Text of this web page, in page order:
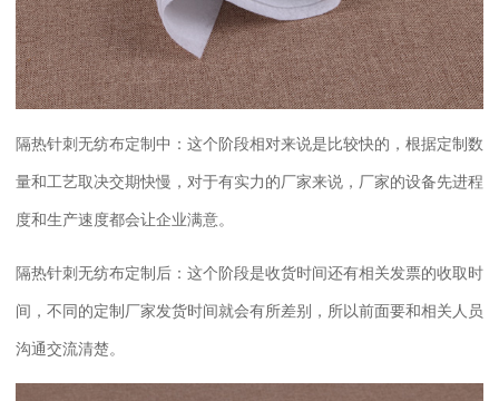
隔热针刺无纺布定制中：这个阶段相对来说是比较快的，根据定制数
量和工艺取决交期快慢，对于有实力的厂家来说，厂家的设备先进程
度和生产速度都会让企业满意。
隔热针刺无纺布定制后：这个阶段是收货时间还有相关发票的收取时
间，不同的定制厂家发货时间就会有所差别，所以前面要和相关人员
沟通交流清楚。